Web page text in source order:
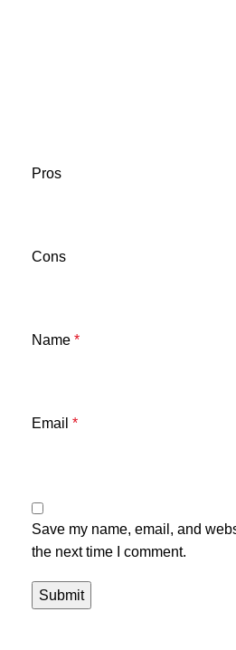
Pros
Cons
Name *
Email *
Save my name, email, and
the next time I comment.